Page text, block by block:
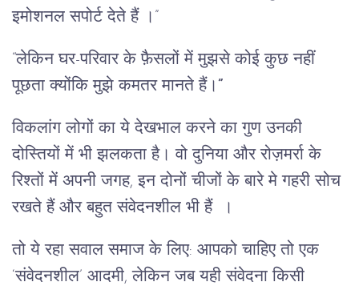
इमोशनल सपोर्ट देते हैं ।”
“लेकिन घर-परिवार के फ़ैसलों में मुझसे कोई कुछ नहीं
पूछता क्योंकि मुझे कमतर मानते हैं।”
विकलांग लोगों का ये देखभाल करने का गुण उनकी
दोस्तियों में भी झलकता है। वो दुनिया और रोज़मर्रा के
रिश्तों में अपनी जगह, इन दोनों चीजों के बारे मे गहरी सोच
रखते हैं और बहुत संवेदनशील भी हैं ।
तो ये रहा सवाल समाज के लिए: आपको चाहिए तो एक
‘संवेदनशील’ आदमी, लेकिन जब यही संवेदना किसी